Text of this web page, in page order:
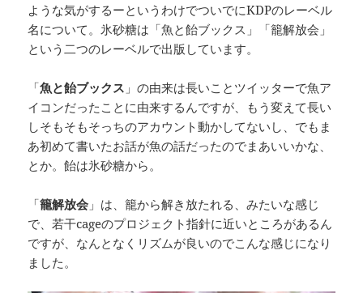
ような気がするーというわけでついでにKDPのレーベル
名について。氷砂糖は「魚と飴ブックス」「籠解放会」
という二つのレーベルで出版しています。
「魚と飴ブックス 」の由来は長いことツイッターで魚ア
イコンだったことに由来するんですが、もう変えて長い
しそもそもそっちのアカウント動かしてないし、でもま
あ初めて書いたお話が魚の話だったのでまあいいかな、
とか。飴は氷砂糖から。
「籠解放会 」は、籠から解き放たれる、みたいな感じ
で、若干cageのプロジェクト指針に近いところがあるん
ですが、なんとなくリズムが良いのでこんな感じになり
ました。